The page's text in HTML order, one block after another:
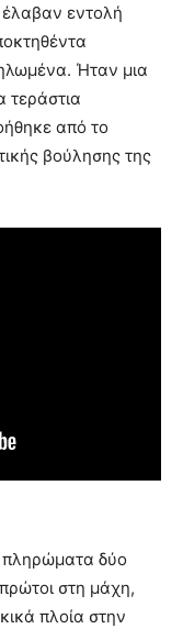
έλαβαν εντολή
Ήταν μια
τεράστια
από το
βούλησης της
πληρώματα δύο
στη μάχη,
πλοία στην